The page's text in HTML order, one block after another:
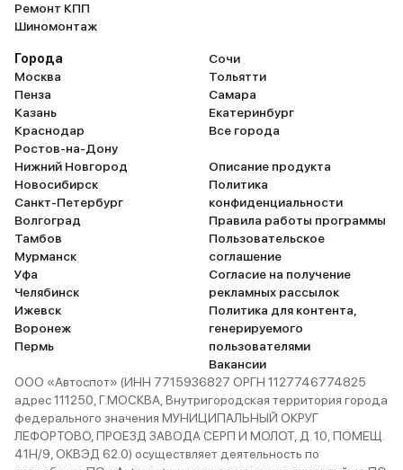
Ремонт КПП
Шиномонтаж
Города
Москва
Пенза
Казань
Краснодар
Ростов-на-Дону
Нижний Новгород
Новосибирск
Санкт-Петербург
Волгоград
Тамбов
Мурманск
Уфа
Челябинск
Ижевск
Воронеж
Пермь
Сочи
Тольятти
Самара
Екатеринбург
Все города
Описание продукта
Политика
конфиденциальности
Правила работы программы
Пользовательское
соглашение
Согласие на получение
рекламных рассылок
Политика для контента,
генерируемого
пользователями
Вакансии
ООО «Автоспот» (ИНН 7715936827 ОРГН 1127746774825
адрес 111250, Г.МОСКВА, Внутригородская территория города
федерального значения МУНИЦИПАЛЬНЫЙ ОКРУГ
ЛЕФОРТОВО, ПРОЕЗД ЗАВОДА СЕРП И МОЛОТ, Д. 10, ПОМЕЩ.
41Н/9, ОКВЭД 62.0) осуществляет деятельность по